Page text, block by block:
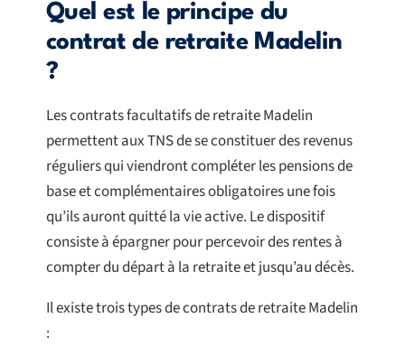
Quel est le principe du
contrat de retraite Madelin
?
Les contrats facultatifs de retraite Madelin
permettent aux TNS de se constituer des revenus
réguliers qui viendront compléter les pensions de
base et complémentaires obligatoires une fois
qu’ils auront quitté la vie active. Le dispositif
consiste à épargner pour percevoir des rentes à
compter du départ à la retraite et jusqu’au décès.
Il existe trois types de contrats de retraite Madelin
: